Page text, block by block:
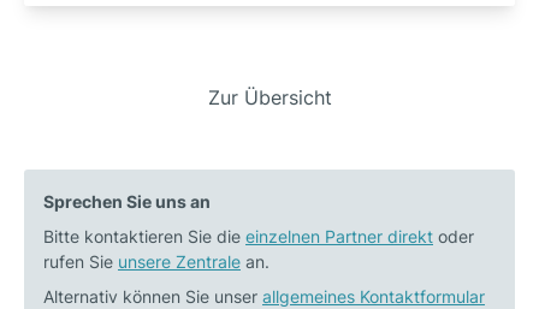
ist
nicht
gleich
Kaufpreis
Zur Übersicht
09/2023
Sprechen Sie uns an
Bitte kontaktieren Sie die einzelnen Partner direkt oder
rufen Sie unsere Zentrale an.
Alternativ können Sie unser allgemeines Kontaktformular